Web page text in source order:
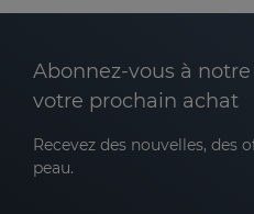
Abonnez-vous à
votre prochain achat
Recevez des nouvelles, des
peau.